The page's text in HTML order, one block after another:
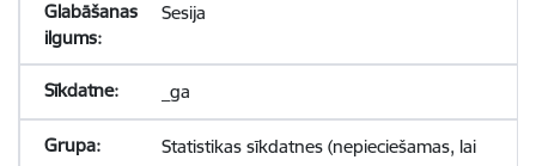
Sesija
_ga
Statistikas sīkdatnes (nepieciešamas, lai